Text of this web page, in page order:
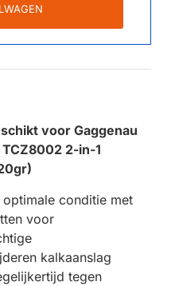
voor Gaggenau
2-in-1
conditie met
voor
kalkaanslag
tegen